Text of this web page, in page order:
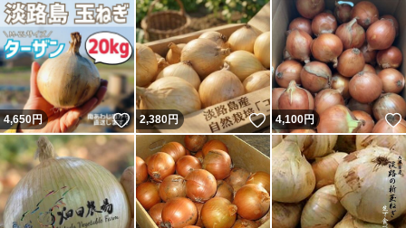
4,650円 いいね！
2,380円 いいね！
4,100円